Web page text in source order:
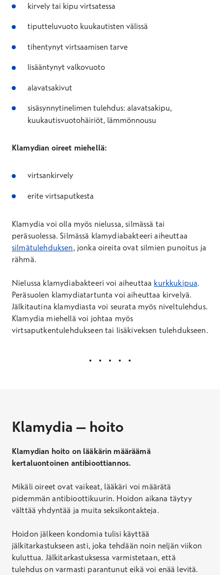
kirvely tai kipu virtsatessa
tiputteluvuoto kuukautisten välissä
tihentynyt virtsaamisen tarve
lisääntynyt valkovuoto
alavatsakivut
sisäsynnytinelimen tulehdus: alavatsakipu,
kuukautisvuotohäiriöt, lämmönnousu
Klamydian oireet miehellä:
virtsankirvely
erite virtsaputkesta
Klamydia voi olla myös nielussa, silmässä tai
peräsuolessa. Silmässä klamydiabakteeri aiheuttaa
silmätulehduksen, jonka oireita ovat silmien punoitus ja
rähmä.
Nielussa klamydiabakteeri voi aiheuttaa kurkkukipua.
Peräsuolen klamydiatartunta voi aiheuttaa kirvelyä.
Jälkitautina klamydiasta voi seurata myös niveltulehdus.
Klamydia miehellä voi johtaa myös
virtsaputkentulehdukseen tai lisäkiveksen tulehdukseen.
Klamydia – hoito
Klamydian hoito on lääkärin määräämä
kertaluontoinen antibioottiannos.
Mikäli oireet ovat vaikeat, lääkäri voi määrätä
pidemmän antibioottikuurin. Hoidon aikana täytyy
välttää yhdyntää ja muita seksikontakteja.
Hoidon jälkeen kondomia tulisi käyttää
jälkitarkastukseen asti, joka tehdään noin neljän viikon
kuluttua. Jälkitarkastuksessa varmistetaan, että
tulehdus on varmasti parantunut eikä voi enää levitä.